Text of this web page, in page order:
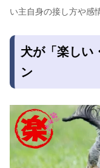
い主自身の接し方や感
犬が「楽しい
ン